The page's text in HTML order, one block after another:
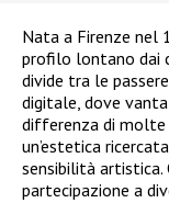
Nata a Firenze nel
profilo lontano dai
divide tra le
digitale, dove
differenza di molte
un’estetica
sensibilità
partecipazione a